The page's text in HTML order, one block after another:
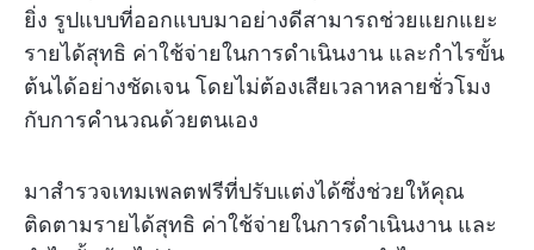
ยิ่ง รูปแบบที่ออกแบบมาอย่างดีสามารถช่วยแยกแยะ
รายได้สุทธิ ค่าใช้จ่ายในการดำเนินงาน และกำไรขั้น
ต้นได้อย่างชัดเจน โดยไม่ต้องเสียเวลาหลายชั่วโมง
กับการคำนวณด้วยตนเอง
มาสำรวจเทมเพลตฟรีที่ปรับแต่งได้ซึ่งช่วยให้คุณ
ติดตามรายได้สุทธิ ค่าใช้จ่ายในการดำเนินงาน และ